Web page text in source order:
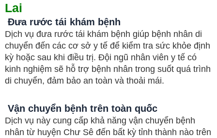
Lai
Đưa rước tái khám bệnh
Dịch vụ đưa rước tái khám bệnh giúp bệnh nhân di
chuyển đến các cơ sở y tế để kiểm tra sức khỏe định
kỳ hoặc sau khi điều trị. Đội ngũ nhân viên y tế có
kinh nghiệm sẽ hỗ trợ bệnh nhân trong suốt quá trình
di chuyển, đảm bảo an toàn và thoải mái.
Vận chuyển bệnh trên toàn quốc
Dịch vụ này cung cấp khả năng vận chuyển bệnh
nhân từ huyện Chư Sê đến bất kỳ tỉnh thành nào trên